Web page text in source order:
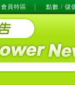
會員特區 點數 / 儲